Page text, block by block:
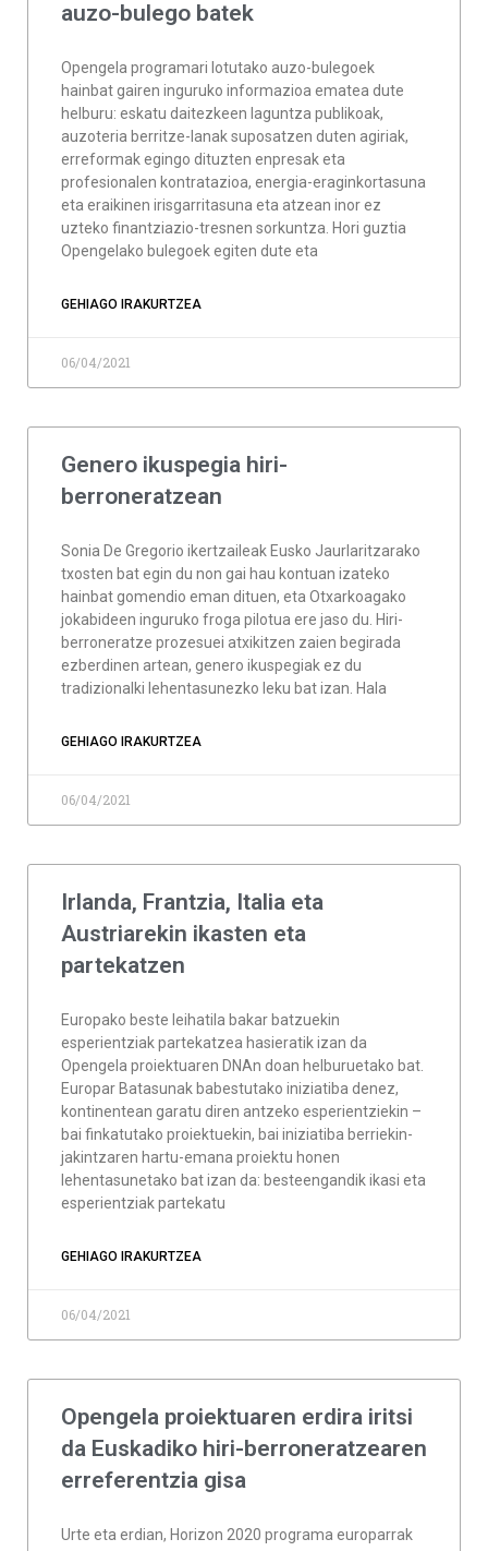
auzo-bulego batek
Opengela programari lotutako auzo-bulegoek
hainbat gairen inguruko informazioa ematea dute
helburu: eskatu daitezkeen laguntza publikoak,
auzoteria berritze-lanak suposatzen duten agiriak,
erreformak egingo dituzten enpresak eta
profesionalen kontratazioa, energia-eraginkortasuna
eta eraikinen irisgarritasuna eta atzean inor ez
uzteko finantziazio-tresnen sorkuntza. Hori guztia
Opengelako bulegoek egiten dute eta
GEHIAGO IRAKURTZEA
06/04/2021
Genero ikuspegia hiri-
berroneratzean
Sonia De Gregorio ikertzaileak Eusko Jaurlaritzarako
txosten bat egin du non gai hau kontuan izateko
hainbat gomendio eman dituen, eta Otxarkoagako
jokabideen inguruko froga pilotua ere jaso du. Hiri-
berroneratze prozesuei atxikitzen zaien begirada
ezberdinen artean, genero ikuspegiak ez du
tradizionalki lehentasunezko leku bat izan. Hala
GEHIAGO IRAKURTZEA
06/04/2021
Irlanda, Frantzia, Italia eta
Austriarekin ikasten eta
partekatzen
Europako beste leihatila bakar batzuekin
esperientziak partekatzea hasieratik izan da
Opengela proiektuaren DNAn doan helburuetako bat.
Europar Batasunak babestutako iniziatiba denez,
kontinentean garatu diren antzeko esperientziekin –
bai finkatutako proiektuekin, bai iniziatiba berriekin-
jakintzaren hartu-emana proiektu honen
lehentasunetako bat izan da: besteengandik ikasi eta
esperientziak partekatu
GEHIAGO IRAKURTZEA
06/04/2021
Opengela proiektuaren erdira iritsi
da Euskadiko hiri-berroneratzearen
erreferentzia gisa
Urte eta erdian, Horizon 2020 programa europarrak